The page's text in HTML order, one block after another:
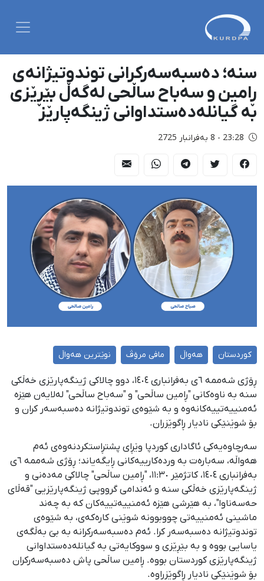
سنە؛ دەسبەسەرکرانی توندوتیژانەی
ڕامین و سەباح ساڵحی لەگەڵ بێڕێزی
بە گیانلەدەستداوانی ژینگەپارێز
23:28 - 8 بەفرانبار 2725
کوردستان هەواڵ مافی مرۆڤ نوێترین هەواڵ
ڕۆژی شەممە ٦ی بەفرانباری ١٤٠٤، دوو چالاکی ژینگەپارێزی خەڵکی
سنە بە ناوەکانی "ڕامین ساڵحی" و "سەباح ساڵحی" لەلایەن هێزە
ئەمنییەتییەکانەوە و بە شێوەی توندوتیژانە دەسبەسەر کران و
بۆ شوێنێکی نادیار ڕاگوێزران.
سەرچاوەیەکی ئاگاداری کوردپا وێڕای پشتڕاستکردنەوەی ئەم
هەواڵە، سەبارەت بە وردەکارییەکانی ڕایگەیاند؛ ڕۆژی شەممە ٦ی
بەفرانباری ١٤٠٤، کاتژمێر ١١:٣٠، "ڕامین ساڵحی" چالاکی مەدەنی و
ژینگەپارێزی خەڵکی سنە و ئەندامی گرووپی ژینگەپارێزیی "قەڵای
حەسەناوا"، بە هێرشی هێزە ئەمنییەتییەکان کە بە چەند
ماشینی ئەمنییەتی چووبوونە شوێنی کارەکەی، بە شێوەی
توندوتیژانە دەسبەسەر کرا. ئەم دەسبەسەرکرانە بە بێ بەڵگەی
یاسایی بووە و بە بێڕێزی و سووکایەتی بە گیانلەدەستداوانی
ژینگەپارێزی کوردستان بووە. ڕامین ساڵحی پاش دەسبەسەرکران
بۆ شوێنێکی نادیار ڕاگوێزراوە.